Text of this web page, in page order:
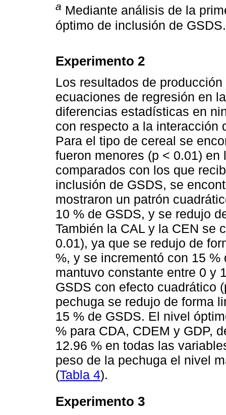
a Mediante análisis de la
óptimo de inclusión de GSDS.
Experimento 2
Los resultados de
ecuaciones de regresión en
diferencias estadísticas en
con respecto a la interacción
Para el tipo de cereal se
fueron menores (p < 0.01)
comparados con los que
inclusión de GSDS, se
mostraron un patrón
10 % de GSDS, y se redujo
También la CAL y la CEN se
0.01), ya que se redujo de
%, y se incrementó con 15
mantuvo constante entre 0 y
GSDS con efecto cuadrático
pechuga se redujo de forma
15 % de GSDS. El nivel
% para CDA, CDEM y GDP,
12.96 % en todas las
peso de la pechuga el nivel
(Tabla 4).
Experimento 3